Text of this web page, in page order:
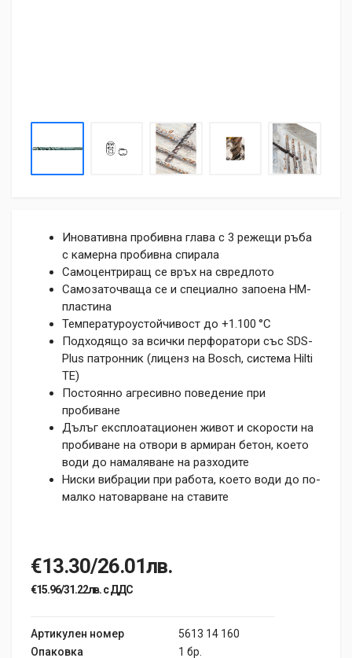
Иновативна пробивна глава с 3 режещи ръба
с камерна пробивна спирала
Самоцентриращ се връх на свредлото
Самозаточваща се и специално запоена НМ-
пластина
Температуроустойчивост до +1.100 °C
Подходящо за всички перфоратори със SDS-
Plus патронник (лиценз на Bosch, система Hilti
TE)
Постоянно агресивно поведение при
пробиване
Дълъг експлоатационен живот и скорости на
пробиване на отвори в армиран бетон, което
води до намаляване на разходите
Ниски вибрации при работа, което води до по-
малко натоварване на ставите
€13.30/26.01лв.
€15.96/31.22лв. с ДДС
Артикулен номер
5613 14 160
Опаковка
1 бр.